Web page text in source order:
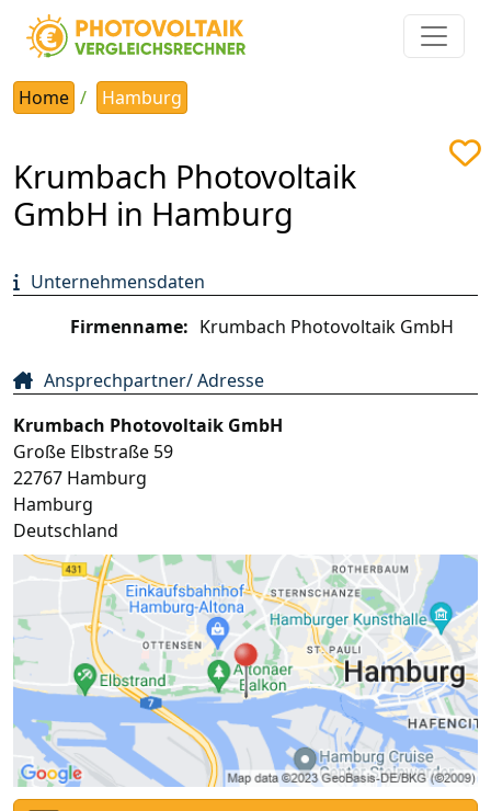
Home Hamburg
Krumbach Photovoltaik
GmbH in Hamburg
Unternehmensdaten
Firmenname: Krumbach Photovoltaik GmbH
Ansprechpartner/ Adresse
Krumbach Photovoltaik GmbH
Große Elbstraße 59
22767 Hamburg
Hamburg
Deutschland